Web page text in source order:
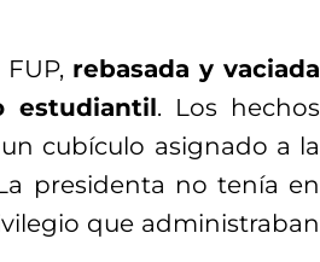
rebasada y vaciada
estudiantil. Los hechos
cubículo asignado a la
presidenta no tenía en
que administraban